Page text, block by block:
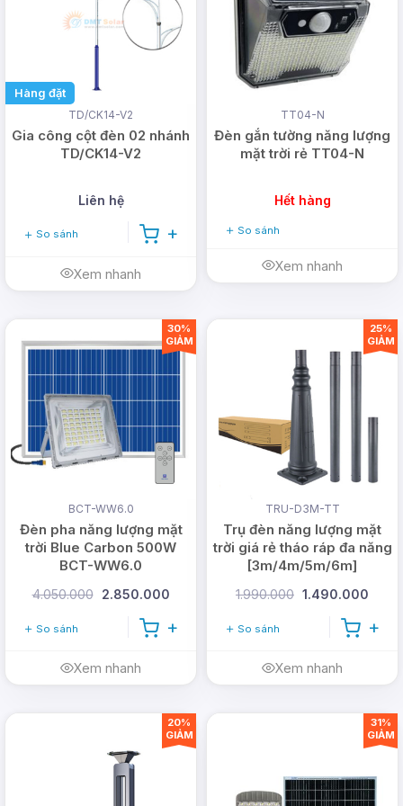
Nhược điểm
Thời gian chiếu sáng bị hạn chế do dung
lượng pin lưu trữ cố định.
Hiệu suất chiếu sáng phụ thuộc nhiều vào
thời tiết.
sử dụng khi bị va đập mạnh.
Chỉ có màu ánh sáng trắng.
sử dụng
bulb năng lượng mặt trời 150Wđượcsử dụng
nhiều do có giá thành phải chăng, có thể sử dụng
Hàng đặt
TD/CK14-V2
Gia công cột đèn 02 nhánh
TD/CK14-V2
Liên hệ
So sánh
Xem nhanh
TT04-N
Đèn gắn tường năng lượng
mặt trời rẻ TT04-N
Hết hàng
So sánh
Xem nhanh
BCT-WW6.0
Đèn pha năng lượng mặt
trời Blue Carbon 500W
BCT-WW6.0
4.050.000 2.850.000
So sánh
Xem nhanh
30%
GIẢM
TRU-D3M-TT
Trụ đèn năng lượng mặt
trời giá rẻ tháo ráp đa năng
[3m/4m/5m/6m]
1.990.000 1.490.000
So sánh
Xem nhanh
25%
GIẢM
20%
GIẢM
31%
GIẢM